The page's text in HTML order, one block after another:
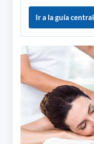
Ir a la guía central